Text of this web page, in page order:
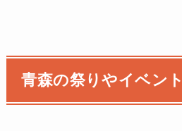
青森の祭りやイベン